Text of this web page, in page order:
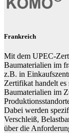
Frankreich
Mit dem UPEC-
Baumaterialien im
z.B. in
Zertifikat handelt
Baumaterialien im
Dabei werden
Verschleiß,
über die